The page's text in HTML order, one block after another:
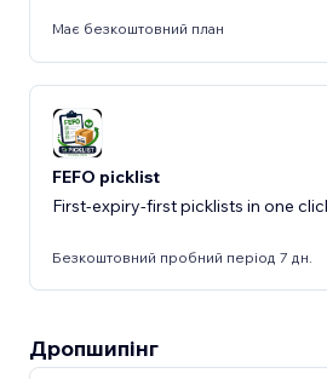
Має безкоштовний план
FEFO picklist
First-expiry-first picklists in one
Безкоштовний пробний період 7 дн.
Дропшипінг